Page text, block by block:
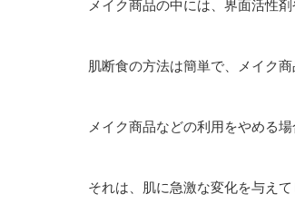
メイク商品の中には、界面活性
肌断食の方法は簡単で、メイク
メイク商品などの利用をやめる
それは、肌に急激な変化を与え